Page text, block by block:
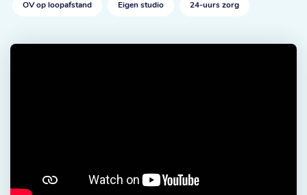
OV op loopafstand Eigen studio 24-uurs zorg